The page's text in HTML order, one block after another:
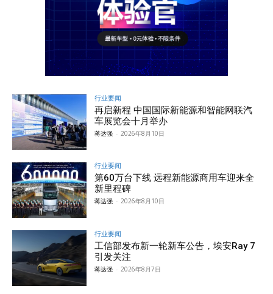
行业要闻
再启新程 中国国际新能源和智能网联汽
车展览会十月举办
蒋达强 - 2026年8月10日
行业要闻
第60万台下线 远程新能源商用车迎来全
新里程碑
蒋达强 - 2026年8月10日
行业要闻
工信部发布新一轮新车公告，埃安Ray 7
引发关注
蒋达强 - 2026年8月7日